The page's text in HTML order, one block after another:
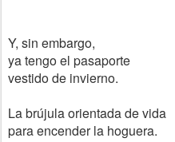
Y, sin embargo,
ya tengo el pasaporte
vestido de invierno.
La brújula orientada de vida
para encender la hoguera.